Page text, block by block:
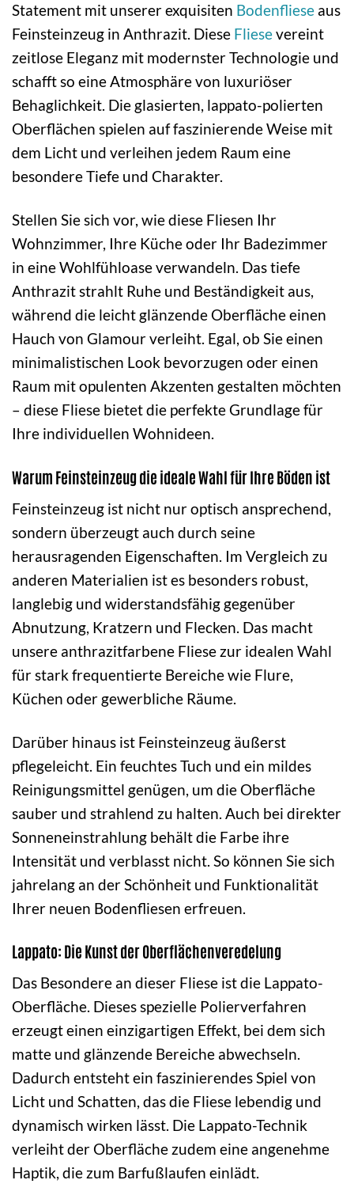
Statement mit unserer exquisiten Bodenfliese aus
Feinsteinzeug in Anthrazit. Diese Fliesevereint
zeitlose Eleganz mit modernster Technologie und
schafft so eine Atmosphäre von luxuriöser
Behaglichkeit. Die glasierten, lappato-polierten
Oberflächen spielen auf faszinierende Weise mit
dem Licht und verleihen jedem Raum eine
besondere Tiefe und Charakter.
Stellen Sie sich vor, wie diese Fliesen Ihr
Wohnzimmer, Ihre Küche oder Ihr Badezimmer
in eine Wohlfühloase verwandeln. Das tiefe
Anthrazit strahlt Ruhe und Beständigkeit aus,
während die leicht glänzende Oberfläche einen
Hauch von Glamour verleiht. Egal, ob Sie einen
minimalistischen Look bevorzugen oder einen
Raum mit opulenten Akzenten gestalten möchten
– diese Fliese bietet die perfekte Grundlage für
Ihre individuellen Wohnideen.
Warum Feinsteinzeug die ideale Wahl für Ihre Böden ist
Feinsteinzeug ist nicht nur optisch ansprechend,
sondern überzeugt auch durch seine
herausragenden Eigenschaften. Im Vergleich zu
anderen Materialien ist es besonders robust,
langlebig und widerstandsfähig gegenüber
Abnutzung, Kratzern und Flecken. Das macht
unsere anthrazitfarbene Fliese zur idealen Wahl
für stark frequentierte Bereiche wie Flure,
Küchen oder gewerbliche Räume.
Darüber hinaus ist Feinsteinzeug äußerst
pflegeleicht. Ein feuchtes Tuch und ein mildes
Reinigungsmittel genügen, um die Oberfläche
sauber und strahlend zu halten. Auch bei direkter
Sonneneinstrahlung behält die Farbe ihre
Intensität und verblasst nicht. So können Sie sich
jahrelang an der Schönheit und Funktionalität
Ihrer neuen Bodenfliesen erfreuen.
Lappato: Die Kunst der Oberflächenveredelung
Das Besondere an dieser Fliese ist die Lappato-
Oberfläche. Dieses spezielle Polierverfahren
erzeugt einen einzigartigen Effekt, bei dem sich
matte und glänzende Bereiche abwechseln.
Dadurch entsteht ein faszinierendes Spiel von
Licht und Schatten, das die Fliese lebendig und
dynamisch wirken lässt. Die Lappato-Technik
verleiht der Oberfläche zudem eine angenehme
Haptik, die zum Barfußlaufen einlädt.